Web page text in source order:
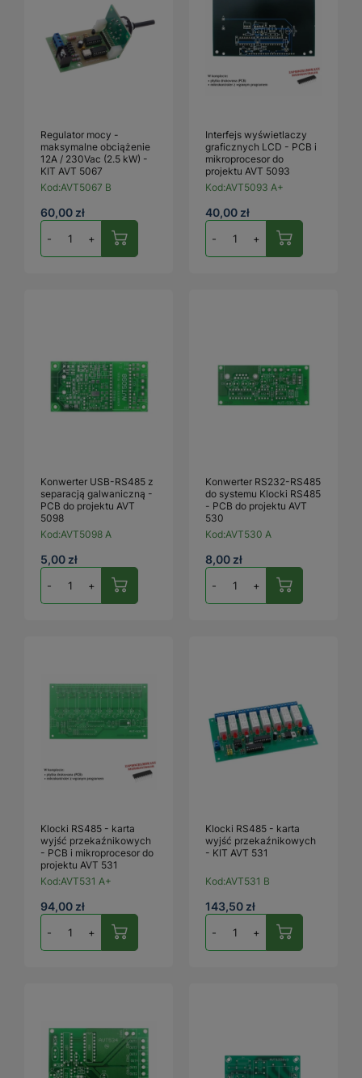
Regulator mocy -
maksymalne obciążenie
12A / 230Vac (2.5 kW) -
KIT AVT 5067
Kod:AVT5067 B
60,00 zł
- +
Interfejs wyświetlaczy
graficznych LCD - PCB i
mikroprocesor do
projektu AVT 5093
Kod:AVT5093 A+
40,00 zł
- +
Konwerter USB-RS485 z
separacją galwaniczną -
PCB do projektu AVT
5098
Kod:AVT5098 A
5,00 zł
- +
Konwerter RS232-RS485
do systemu Klocki RS485
- PCB do projektu AVT
530
Kod:AVT530 A
8,00 zł
- +
Klocki RS485 - karta
wyjść przekaźnikowych
- PCB i mikroprocesor do
projektu AVT 531
Kod:AVT531 A+
94,00 zł
- +
Klocki RS485 - karta
wyjść przekaźnikowych
- KIT AVT 531
Kod:AVT531 B
143,50 zł
- +